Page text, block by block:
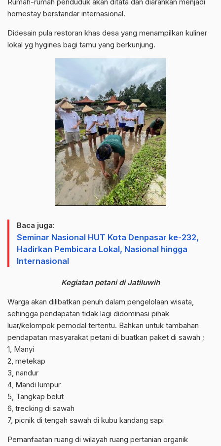
homestay berstandar internasional.
Didesain pula restoran khas desa yang menampilkan kuliner
lokal yg hygines bagi tamu yang berkunjung.
Baca juga:
Seminar Nasional HUT Kota Denpasar ke-232,
Hadirkan Pembicara Lokal, Nasional hingga
Internasional
Kegiatan petani di Jatiluwih
Warga akan dilibatkan penuh dalam pengelolaan wisata,
sehingga pendapatan tidak lagi didominasi pihak
luar/kelompok pemodal tertentu. Bahkan untuk tambahan
pendapatan masyarakat petani di buatkan paket di sawah ;
1, Manyi
2, metekap
3, nandur
4, Mandi lumpur
5, Tangkap belut
6, trecking di sawah
7, picnik di tengah sawah di kubu kandang sapi
Pemanfaatan ruang di wilayah ruang pertanian organik